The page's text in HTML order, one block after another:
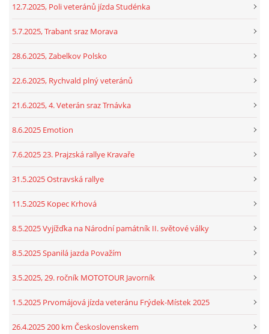
12.7.2025, Poli veteránů jízda Studénka
5.7.2025, Trabant sraz Morava
28.6.2025, Zabelkov Polsko
22.6.2025, Rychvald plný veteránů
21.6.2025, 4. Veterán sraz Trnávka
8.6.2025 Emotion
7.6.2025 23. Prajzská rallye Kravaře
31.5.2025 Ostravská rallye
11.5.2025 Kopec Krhová
8.5.2025 Vyjížďka na Národní památník II. světové války
8.5.2025 Spanilá jazda Považím
3.5.2025, 29. ročník MOTOTOUR Javorník
1.5.2025 Prvomájová jízda veteránu Frýdek-Místek 2025
26.4.2025 200 km Československem